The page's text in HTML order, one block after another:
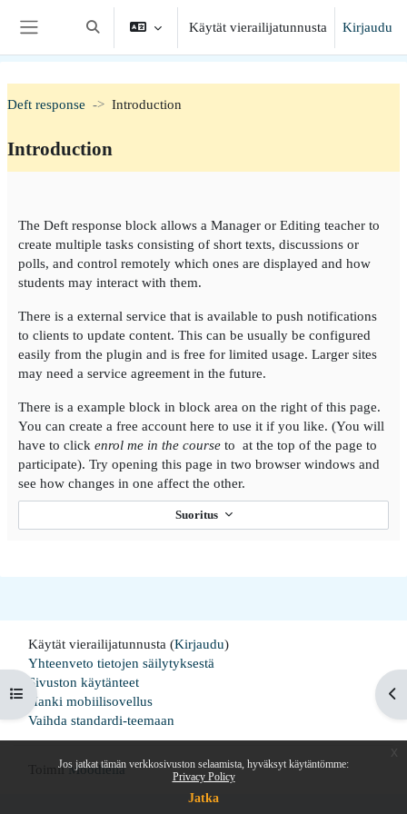
Jos jatkat tämän verkkosivuston selaamista, hyväksyt käytäntömme:
Privacy Policy
Jatka
Vaihda hakusyöttöä
Käytät vierailijatunnusta Kirjaudu
Avaa kurssisisältö
Deft response Introduction
Introduction
Suoritus
The Deft response block allows a Manager or Editing teacher to
create multiple tasks consisting of short texts, discussions or
polls, and control remotely which ones are displayed and how
students may interact with them.
There is a external service that is available to push notifications
to clients to update content. This can be usually be configured
easily from the plugin and is free for limited usage. Larger sites
may need a service agreement in the future.
There is a example block in block area on the right of this page.
You can create a free account here to use it if you like. (You will
have to click enrol me in the course to at the top of the page to
participate). Try opening this page in two browser windows and
see how changes in one affect the other.
Käytät vierailijatunnusta (Kirjaudu)
Yhteenveto tietojen säilytyksestä
Sivuston käytänteet
Hanki mobiilisovellus
Vaihda standardi-teemaan
ToimiiMoodlella